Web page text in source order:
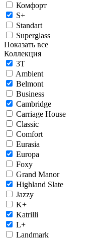
Комфорт
S+
Standart
Superglass
Показать все
Коллекция
3T
Ambient
Belmont
Business
Cambridge
Carriage House
Classic
Comfort
Eurasia
Europa
Foxy
Grand Manor
Highland Slate
Jazzy
K+
Katrilli
L+
Landmark